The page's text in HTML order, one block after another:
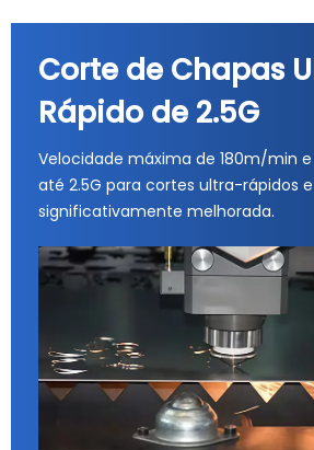
Corte de Chapas
Rápido de 2.5G
Velocidade máxima de 180m/min
até 2.5G para cortes ultra-rápidos
significativamente melhorada.